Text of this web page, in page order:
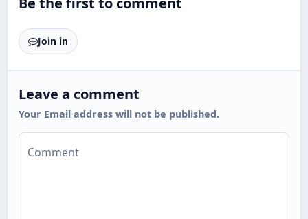
Join in
Leave a comment
Your Email address will not be published.
Comment